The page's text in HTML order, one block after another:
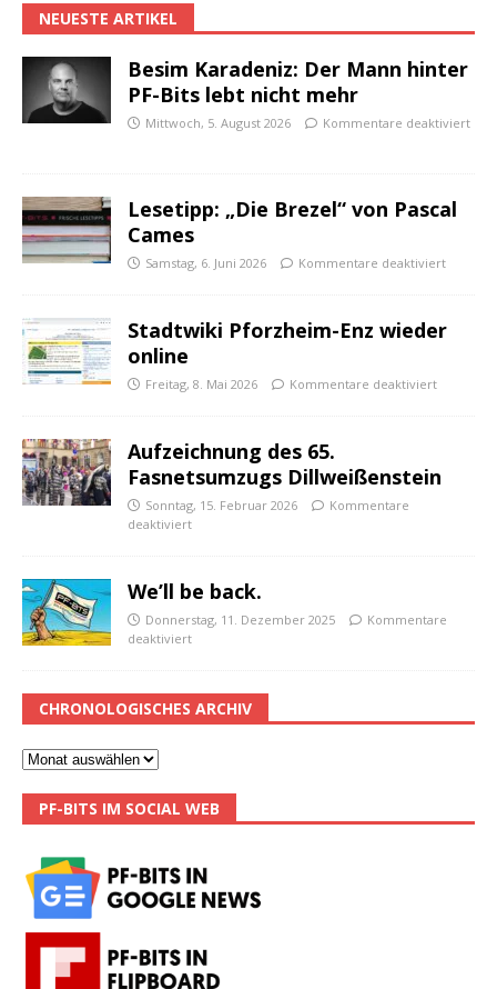
NEUESTE ARTIKEL
Besim Karadeniz: Der Mann hinter
PF-Bits lebt nicht mehr
Mittwoch, 5. August 2026 Kommentare deaktiviert
Lesetipp: „Die Brezel“ von Pascal
Cames
Samstag, 6. Juni 2026 Kommentare deaktiviert
Stadtwiki Pforzheim-Enz wieder
online
Freitag, 8. Mai 2026 Kommentare deaktiviert
Aufzeichnung des 65.
Fasnetsumzugs Dillweißenstein
Sonntag, 15. Februar 2026
Kommentare
deaktiviert
We’ll be back.
Donnerstag, 11. Dezember 2025
Kommentare
deaktiviert
CHRONOLOGISCHES ARCHIV
PF-BITS IM SOCIAL WEB